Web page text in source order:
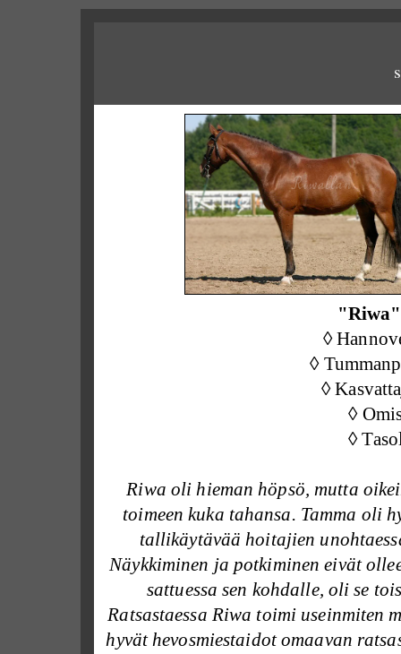
◊
◊
◊
◊
◊
Riwa oli hieman höpsö, mutta
toimeen kuka tahansa. Tamma oli
tallikäytävää hoitajien
Näykkiminen ja potkiminen eivät
sattuessa sen kohdalle, oli se
Ratsastaessa Riwa toimi useinmiten
hyvät hevosmiestaidot omaavan